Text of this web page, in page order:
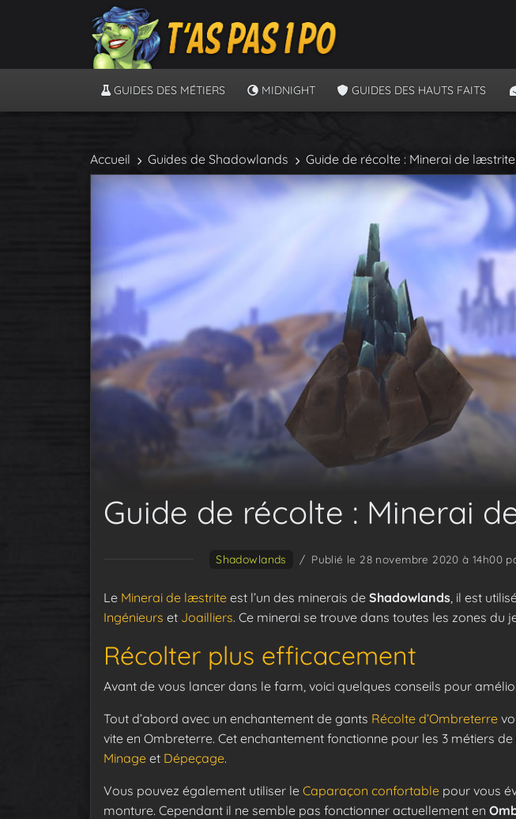
GUIDES DES MÉTIERS MIDNIGHT GUIDES DES HAUTS FAITS
Accueil Guides de Shadowlands Guide de récolte : Minerai de læstrite
Guide de récolte : Minerai
Shadowlands / Publié le 28 novembre 2020 à 14h00
Le Minerai de læstrite est l’un des minerais de Shadowlands , il est
Ingénieurs et Joailliers. Ce minerai se trouve dans toutes les zones du
Récolter plus efficacement
Avant de vous lancer dans le farm, voici quelques conseils pour
Tout d’abord avec un enchantement de gants Récolte d’Ombreterre
vite en Ombreterre. Cet enchantement fonctionne pour les 3 métiers de
Minage et Dépeçage.
Vous pouvez également utiliser le Caparaçon confortable pour vous
monture. Cependant il ne semble pas fonctionner actuellement en